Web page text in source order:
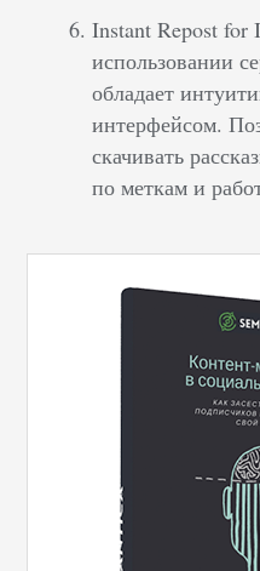
Instant Repost for
использовании
обладает
интерфейсом.
скачивать
по меткам и